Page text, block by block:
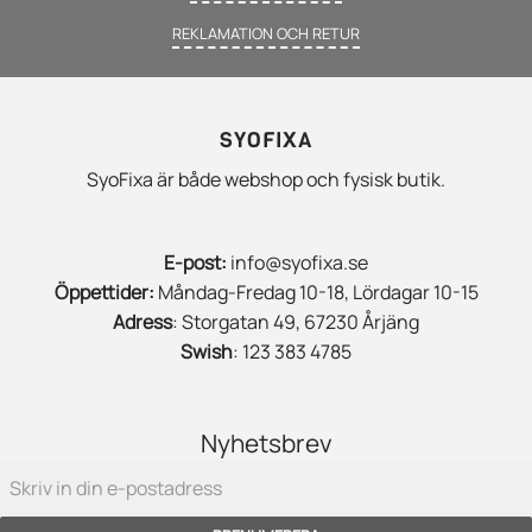
REKLAMATION OCH RETUR
SYOFIXA
SyoFixa är både webshop och fysisk butik.
E-post: info@syofixa.se
Öppettider: Måndag-Fredag 10-18, Lördagar 10-15
Adress: Storgatan 49, 67230 Årjäng
Swish: 123 383 4785
Nyhetsbrev